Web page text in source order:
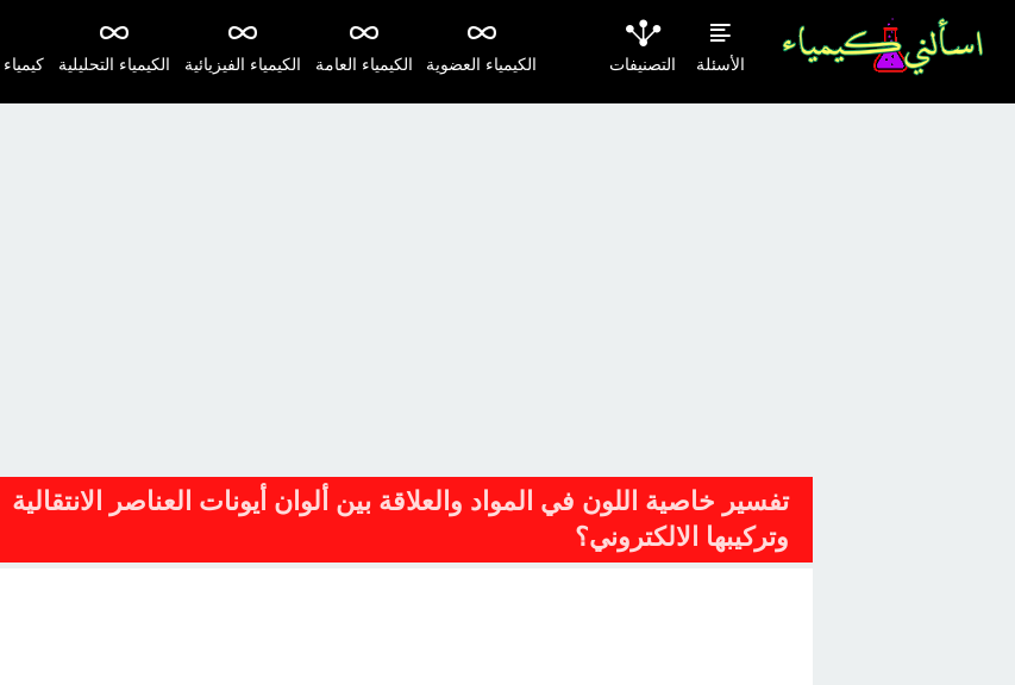
الأسئلة التصنيفات كيمياء الكيمياء التحليلية الكيمياء الفيزيائية الكيمياء العامة الكيمياء العضوية
تفسير خاصية اللون في المواد والعلاقة بين ألوان أيونات العناصر الانتقالية
وتركيبها الالكتروني؟